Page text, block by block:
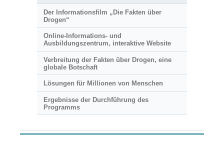
Der Informationsfilm „Die Fakten über
Drogen“
Online-Informations- und
Ausbildungszentrum, interaktive Website
Verbreitung der Fakten über Drogen, eine
globale Botschaft
Lösungen für Millionen von Menschen
Ergebnisse der Durchführung des
Programms